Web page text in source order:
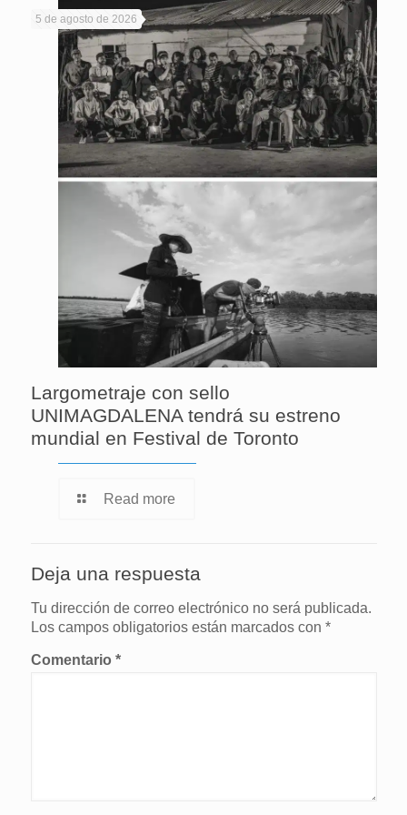
5 de agosto de 2026
Largometraje con sello
UNIMAGDALENA tendrá su estreno
mundial en Festival de Toronto
Read more
Deja una respuesta
Tu dirección de correo electrónico no será publicada.
Los campos obligatorios están marcados con *
Comentario *